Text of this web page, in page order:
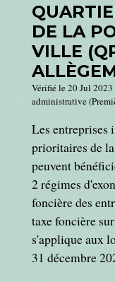
DE LA
VILLE
Vérifié le 20 Jul
administrative
Les entreprises
prioritaires de
peuvent
2 régimes
foncière des
taxe foncière
s'applique aux
31 décembre